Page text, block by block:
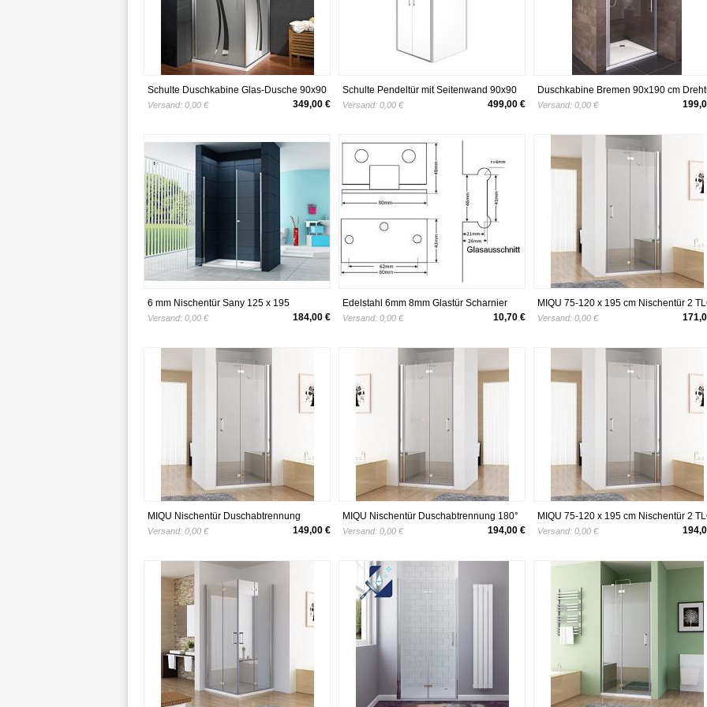
Schulte Duschkabine Glas-Dusche 90x90
5mm Stärke Drehtür und Seitenwand
Versand: 0,00 € 349,00 €
Schulte Pendeltür mit Seitenwand 90x90
x 192 Duschwand Glas mit
Versand: 0,00 € 499,00 €
Duschkabine Bremen 90x190 cm
Nische Dusche Sicherheitsglas alu-
Versand: 0,00 €
6 mm Nischentür Sany 125 x 195
cm/Nische Duschtür Duschkabine
Versand: 0,00 € 184,00 €
Edelstahl 6mm 8mm Glastür Scharnier
Duschtür Türbeschlag Türbeschläge
Versand: 0,00 € 10,70 €
MIQU 75-120 x 195 cm Nischentür 2
Faltwand Aufsatz Duschwand
Versand: 0,00 €
MIQU Nischentür Duschabtrennung
Duschwand Dusche 180° Falttür Nano
Versand: 0,00 € 149,00 €
MIQU Nischentür Duschabtrennung 180°
Schwingtür Falttür Duschwand Dusche
Versand: 0,00 € 194,00 €
MIQU 75-120 x 195 cm Nischentür 2
Faltwand Aufsatz Duschwand
Versand: 0,00 €